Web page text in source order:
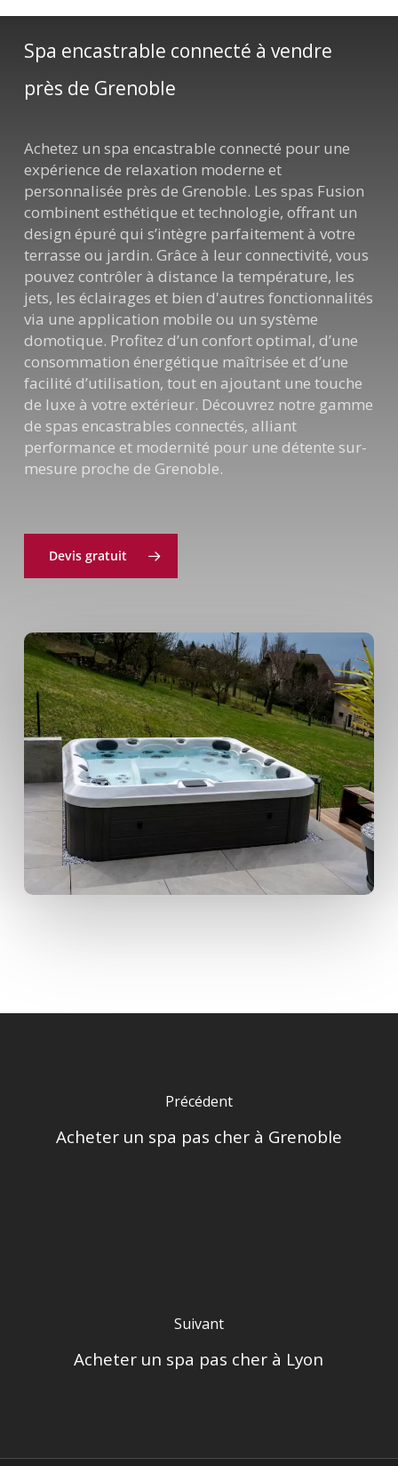
Spa encastrable connecté à vendre
près de Grenoble
Achetez un spa encastrable connecté pour une
expérience de relaxation moderne et
personnalisée près de Grenoble. Les spas Fusion
combinent esthétique et technologie, offrant un
design épuré qui s’intègre parfaitement à votre
terrasse ou jardin. Grâce à leur connectivité, vous
pouvez contrôler à distance la température, les
jets, les éclairages et bien d'autres fonctionnalités
via une application mobile ou un système
domotique. Profitez d’un confort optimal, d’une
consommation énergétique maîtrisée et d’une
facilité d’utilisation, tout en ajoutant une touche
de luxe à votre extérieur. Découvrez notre gamme
de spas encastrables connectés, alliant
performance et modernité pour une détente sur-
mesure proche de Grenoble.
Devis gratuit
Précédent
Acheter un spa pas cher à Grenoble
Suivant
Acheter un spa pas cher à Lyon